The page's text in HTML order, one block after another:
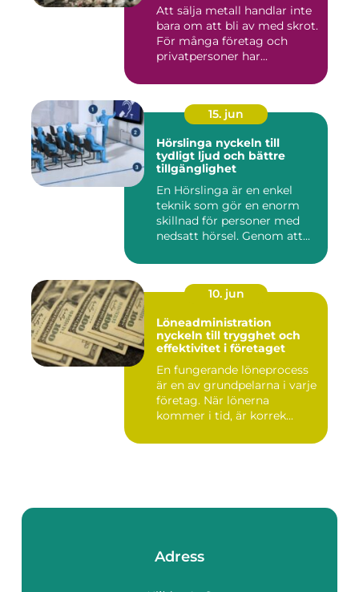
Att sälja metall handlar inte
bara om att bli av med skrot.
För många företag och
privatpersoner har...
15. jun
Hörslinga nyckeln till
tydligt ljud och bättre
tillgänglighet
En Hörslinga är en enkel
teknik som gör en enorm
skillnad för personer med
nedsatt hörsel. Genom att...
10. jun
Löneadministration
nyckeln till trygghet och
effektivitet i företaget
En fungerande löneprocess
är en av grundpelarna i varje
företag. När lönerna
kommer i tid, är korrek...
Adress